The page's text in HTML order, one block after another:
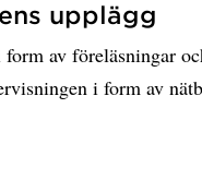
upplägg
av föreläsningar
i form av